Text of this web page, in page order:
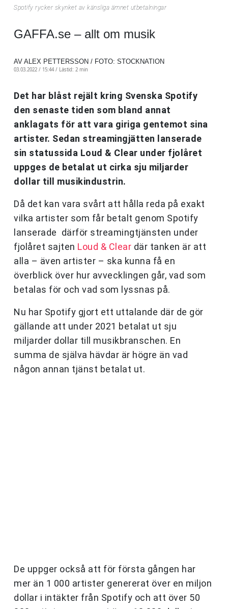
Spotify rycker skynket av känsliga ämnet utbetalningar
GAFFA.se – allt om musik
AV ALEX PETTERSSON / FOTO: STOCKNATION
03.03.2022 / 15:44 / Lästid: 2 min
Det har blåst rejält kring Svenska Spotify
den senaste tiden som bland annat
anklagats för att vara giriga gentemot sina
artister. Sedan streamingjätten lanserade
sin statussida Loud & Clear under fjolåret
uppges de betalat ut cirka sju miljarder
dollar till musikindustrin.
Då det kan vara svårt att hålla reda på exakt
vilka artister som får betalt genom Spotify
lanserade därför streamingtjänsten under
fjolåret sajten Loud & Clear där tanken är att
alla – även artister – ska kunna få en
överblick över hur avvecklingen går, vad som
betalas för och vad som lyssnas på.
Nu har Spotify gjort ett uttalande där de gör
gällande att under 2021 betalat ut sju
miljarder dollar till musikbranschen. En
summa de själva hävdar är högre än vad
någon annan tjänst betalat ut.
De uppger också att för första gången har
mer än 1 000 artister genererat över en miljon
dollar i intäkter från Spotify och att över 50